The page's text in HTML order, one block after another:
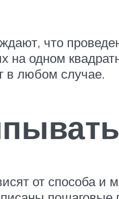
что
на одном
в любом случае.
от способа